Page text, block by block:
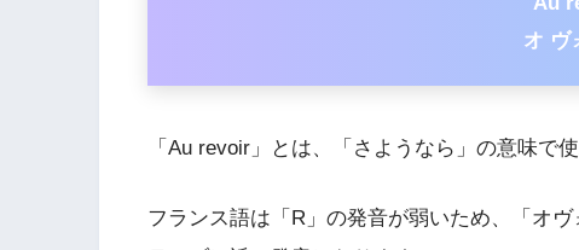
オ ヴ
「Au revoir」とは、「さようなら」の意味で
フランス語は「R」の発音が弱いため、「オ